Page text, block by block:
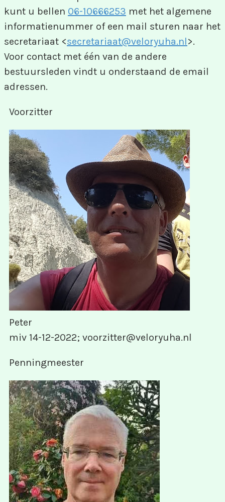
kunt u bellen 06-10666253 met het algemene
informatienummer of een mail sturen naar het
secretariaat <secretariaat@veloryuha.nl>.
Voor contact met één van de andere
bestuursleden vindt u onderstaand de email
adressen.
Voorzitter
Peter
miv 14-12-2022; voorzitter@veloryuha.nl
Penningmeester